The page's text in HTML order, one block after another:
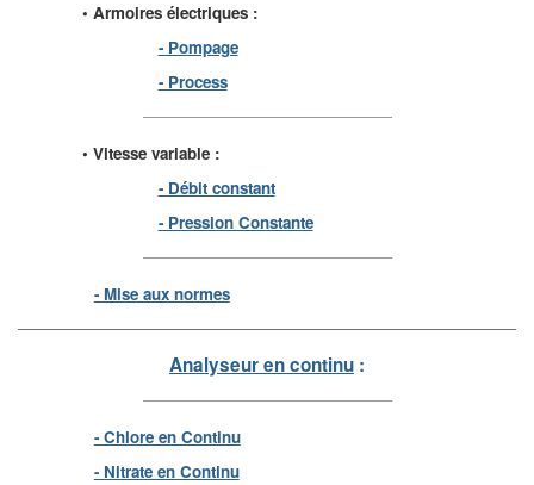
• Armoires électriques :
- Pompage
- Process
• Vitesse variable :
- Débit constant
- Pression Constante
- Mise aux normes
Analyseur en continu :
- Chlore en Continu
- Nitrate en Continu